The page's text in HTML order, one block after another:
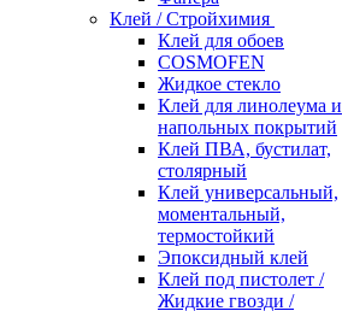
Клей / Стройхимия
Клей для обоев
COSMOFEN
Жидкое стекло
Клей для линолеума и
напольных покрытий
Клей ПВА, бустилат,
столярный
Клей универсальный,
моментальный,
термостойкий
Эпоксидный клей
Клей под пистолет /
Жидкие гвозди /